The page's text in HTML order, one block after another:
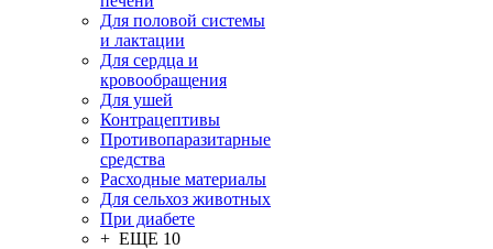
Для половой системы
и лактации
Для сердца и
кровообращения
Для ушей
Контрацептивы
Противопаразитарные
средства
Расходные материалы
Для сельхоз животных
При диабете
+ ЕЩЕ 10